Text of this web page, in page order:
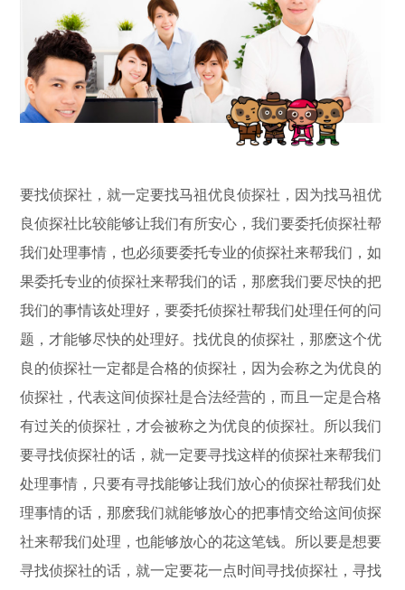
要找侦探社，就一定要找马祖优良侦探社，因为找马祖优
良侦探社比较能够让我们有所安心，我们要委托侦探社帮
我们处理事情，也必须要委托专业的侦探社来帮我们，如
果委托专业的侦探社来帮我们的话，那麽我们要尽快的把
我们的事情该处理好，要委托侦探社帮我们处理任何的问
题，才能够尽快的处理好。找优良的侦探社，那麽这个优
良的侦探社一定都是合格的侦探社，因为会称之为优良的
侦探社，代表这间侦探社是合法经营的，而且一定是合格
有过关的侦探社，才会被称之为优良的侦探社。所以我们
要寻找侦探社的话，就一定要寻找这样的侦探社来帮我们
处理事情，只要有寻找能够让我们放心的侦探社帮我们处
理事情的话，那麽我们就能够放心的把事情交给这间侦探
社来帮我们处理，也能够放心的花这笔钱。所以要是想要
寻找侦探社的话，就一定要花一点时间寻找侦探社，寻找